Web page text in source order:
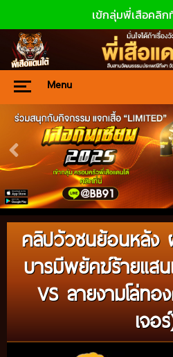
เข้กลุ่มพี่เสือคลิก
Menu
คลิปวัวชนย้อนหลัง
บารมีพยัคฆ์ร้ายแส
VS ลายงามโล่ทอ
เจอ